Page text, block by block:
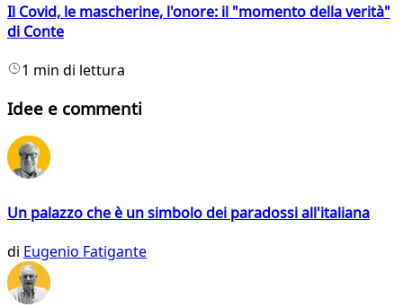
Il Covid, le mascherine, l'onore: il "momento della verità"
di Conte
1 min di lettura
Idee e commenti
Un palazzo che è un simbolo dei paradossi all'italiana
di Eugenio Fatigante